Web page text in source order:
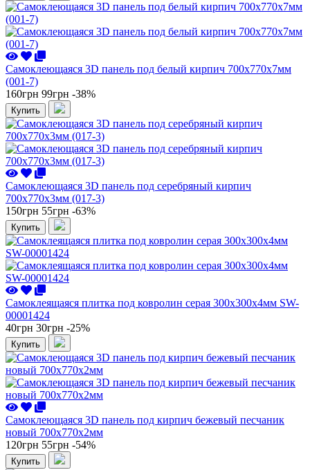
Самоклеющаяся 3D панель под белый кирпич 700x770x7мм
(001-7)
160грн 99грн -38%
Купить
Самоклеющаяся 3D панель под серебряный кирпич
700x770x3мм (017-3)
150грн 55грн -63%
Купить
Самоклеящаяся плитка под ковролин серая 300х300х4мм SW-
00001424
40грн 30грн -25%
Купить
Самоклеющаяся 3D панель под кирпич бежевый песчаник
новый 700x770x2мм
120грн 55грн -54%
Купить